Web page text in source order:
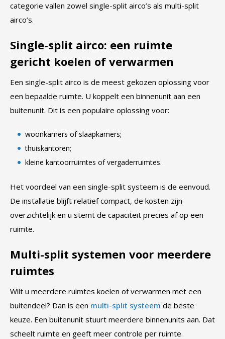
categorie vallen zowel single-split airco’s als multi-split
airco’s.
Single-split airco: een ruimte
gericht koelen of verwarmen
Een single-split airco is de meest gekozen oplossing voor
een bepaalde ruimte. U koppelt een binnenunit aan een
buitenunit. Dit is een populaire oplossing voor:
woonkamers of slaapkamers;
thuiskantoren;
kleine kantoorruimtes of vergaderruimtes.
Het voordeel van een single-split systeem is de eenvoud.
De installatie blijft relatief compact, de kosten zijn
overzichtelijk en u stemt de capaciteit precies af op een
ruimte.
Multi-split systemen voor meerdere
ruimtes
Wilt u meerdere ruimtes koelen of verwarmen met een
buitendeel? Dan is een multi-split systeem de beste
keuze. Een buitenunit stuurt meerdere binnenunits aan. Dat
scheelt ruimte en geeft meer controle per ruimte.